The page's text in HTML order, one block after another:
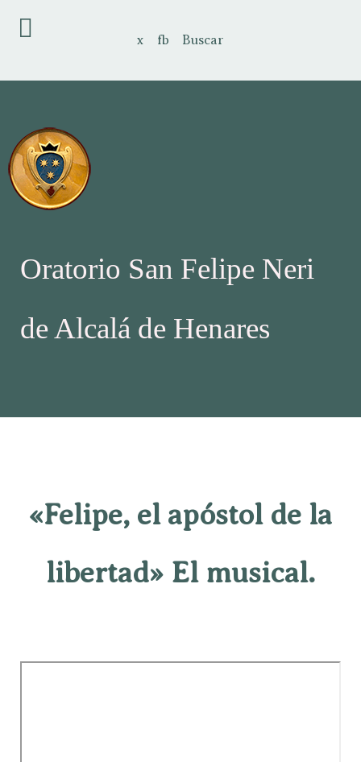
x fb Buscar
Oratorio San Felipe Neri
de Alcalá de Henares
«Felipe, el apóstol de la
libertad» El musical.